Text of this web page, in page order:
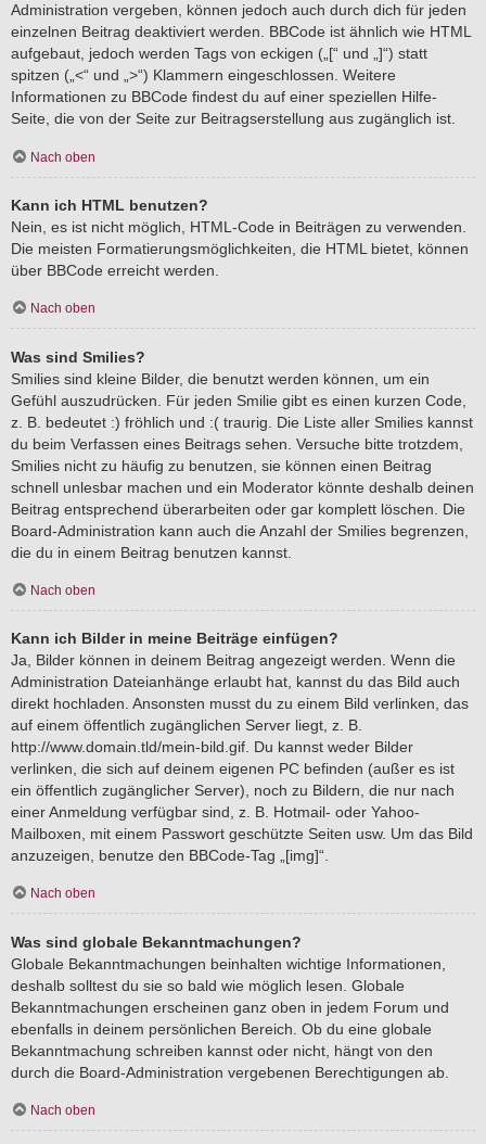
Administration vergeben, können jedoch auch durch dich für jeden
einzelnen Beitrag deaktiviert werden. BBCode ist ähnlich wie HTML
aufgebaut, jedoch werden Tags von eckigen („[“ und „]“) statt
spitzen („<“ und „>“) Klammern eingeschlossen. Weitere
Informationen zu BBCode findest du auf einer speziellen Hilfe-
Seite, die von der Seite zur Beitragserstellung aus zugänglich ist.
Nach oben
Kann ich HTML benutzen?
Nein, es ist nicht möglich, HTML-Code in Beiträgen zu verwenden.
Die meisten Formatierungsmöglichkeiten, die HTML bietet, können
über BBCode erreicht werden.
Nach oben
Was sind Smilies?
Smilies sind kleine Bilder, die benutzt werden können, um ein
Gefühl auszudrücken. Für jeden Smilie gibt es einen kurzen Code,
z. B. bedeutet :) fröhlich und :( traurig. Die Liste aller Smilies kannst
du beim Verfassen eines Beitrags sehen. Versuche bitte trotzdem,
Smilies nicht zu häufig zu benutzen, sie können einen Beitrag
schnell unlesbar machen und ein Moderator könnte deshalb deinen
Beitrag entsprechend überarbeiten oder gar komplett löschen. Die
Board-Administration kann auch die Anzahl der Smilies begrenzen,
die du in einem Beitrag benutzen kannst.
Nach oben
Kann ich Bilder in meine Beiträge einfügen?
Ja, Bilder können in deinem Beitrag angezeigt werden. Wenn die
Administration Dateianhänge erlaubt hat, kannst du das Bild auch
direkt hochladen. Ansonsten musst du zu einem Bild verlinken, das
auf einem öffentlich zugänglichen Server liegt, z. B.
http://www.domain.tld/mein-bild.gif. Du kannst weder Bilder
verlinken, die sich auf deinem eigenen PC befinden (außer es ist
ein öffentlich zugänglicher Server), noch zu Bildern, die nur nach
einer Anmeldung verfügbar sind, z. B. Hotmail- oder Yahoo-
Mailboxen, mit einem Passwort geschützte Seiten usw. Um das Bild
anzuzeigen, benutze den BBCode-Tag „[img]“.
Nach oben
Was sind globale Bekanntmachungen?
Globale Bekanntmachungen beinhalten wichtige Informationen,
deshalb solltest du sie so bald wie möglich lesen. Globale
Bekanntmachungen erscheinen ganz oben in jedem Forum und
ebenfalls in deinem persönlichen Bereich. Ob du eine globale
Bekanntmachung schreiben kannst oder nicht, hängt von den
durch die Board-Administration vergebenen Berechtigungen ab.
Nach oben